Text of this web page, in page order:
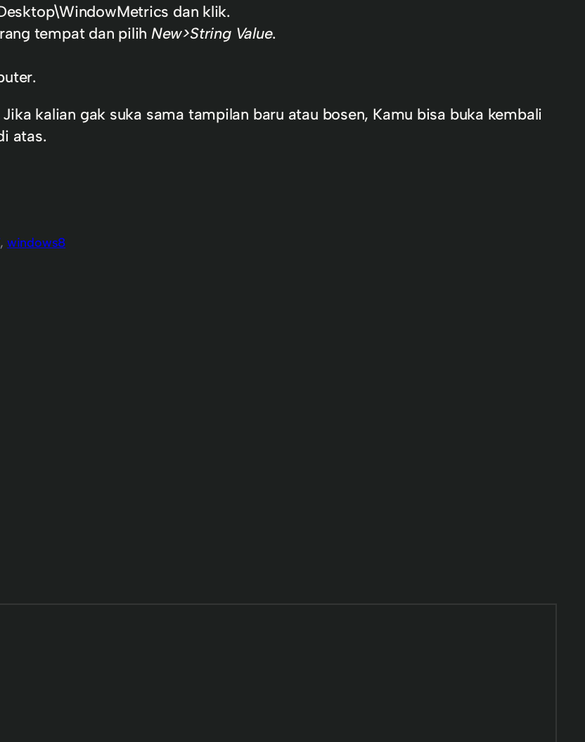
dan klik.
tempat dan pilih New>String Value.
kalian gak suka sama tampilan baru atau bosen, Kamu bisa buka kembali
atas.
, windows8